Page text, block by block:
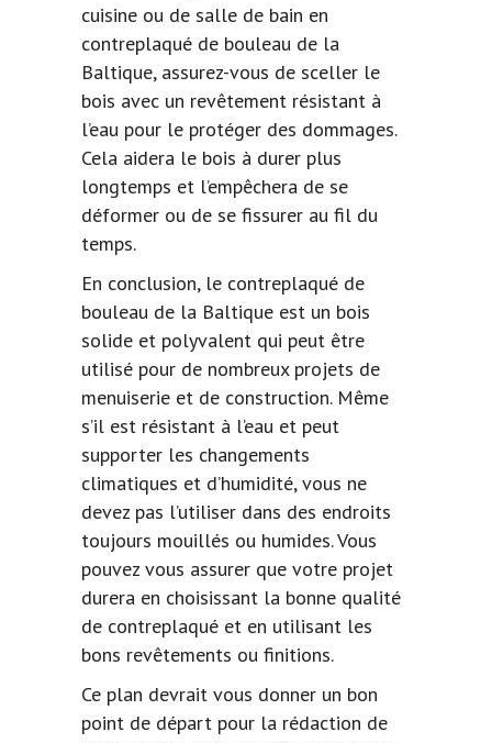
cuisine ou de salle de bain en
contreplaqué de bouleau de la
Baltique, assurez-vous de sceller le
bois avec un revêtement résistant à
l’eau pour le protéger des dommages.
Cela aidera le bois à durer plus
longtemps et l’empêchera de se
déformer ou de se fissurer au fil du
temps.
En conclusion, le contreplaqué de
bouleau de la Baltique est un bois
solide et polyvalent qui peut être
utilisé pour de nombreux projets de
menuiserie et de construction. Même
s’il est résistant à l’eau et peut
supporter les changements
climatiques et d’humidité, vous ne
devez pas l’utiliser dans des endroits
toujours mouillés ou humides. Vous
pouvez vous assurer que votre projet
durera en choisissant la bonne qualité
de contreplaqué et en utilisant les
bons revêtements ou finitions.
Ce plan devrait vous donner un bon
point de départ pour la rédaction de